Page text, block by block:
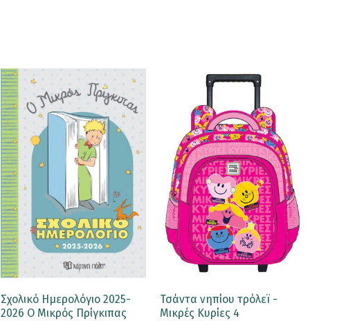
Σχολικό Ημερολόγιο 2025-
2026 Ο Μικρός Πρίγκιπας
Τσάντα νηπίου τρόλεϊ -
Μικρές Κυρίες 4